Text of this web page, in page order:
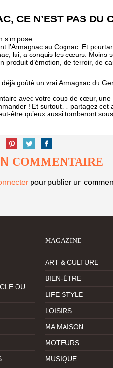
CE N’EST PAS DU
s’impose.
l’Armagnac au Cognac. Et
lui, a conquis les cœurs. Moins
produit d’émotion, de terroir, de
goûté un vrai Armagnac du
avec votre coup de cœur,
! Et surtout… partagez cet
être qu’eux aussi tomberont
COMMENTAIRE
pour publier un
OU
MAGAZINE
ART & CULTURE
BIEN-ÊTRE
LIFE STYLE
LOISIRS
MA MAISON
MOTEURS
MUSIQUE